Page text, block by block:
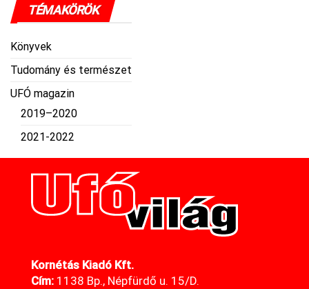
TÉMAKÖRÖK
Könyvek
Tudomány és természet
UFÓ magazin
2019–2020
2021-2022
Kornétás Kiadó Kft.
Cím: 1138 Bp., Népfürdő u. 15/D.